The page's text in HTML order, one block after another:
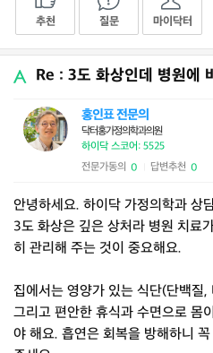
추천 질문 마이닥터
Re : 3도 화상인데 병원에
홍인표 전문의
닥터홍가정의학과의원
하이닥 스코어: 5525
전문가동의 0 답변추천 0
안녕하세요. 하이닥 가정의학과 상
3도 화상은 깊은 상처라 병원 치료
히 관리해 주는 것이 중요해요.
집에서는 영양가 있는 식단(단백질
그리고 편안한 휴식과 수면으로 몸
야 해요. 흡연은 회복을 방해하니